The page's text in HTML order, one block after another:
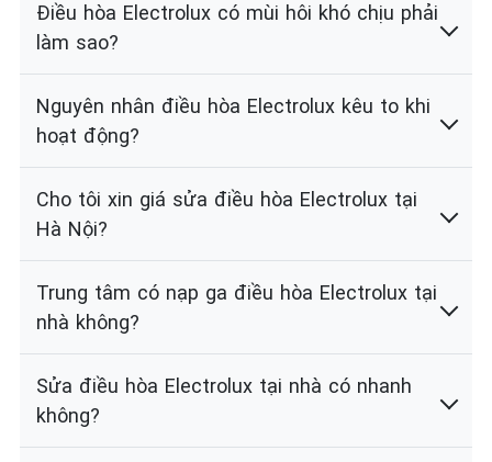
Điều hòa Electrolux có mùi hôi khó chịu phải
làm sao?
Nguyên nhân điều hòa Electrolux kêu to khi
hoạt động?
Cho tôi xin giá sửa điều hòa Electrolux tại
Hà Nội?
Trung tâm có nạp ga điều hòa Electrolux tại
nhà không?
Sửa điều hòa Electrolux tại nhà có nhanh
không?